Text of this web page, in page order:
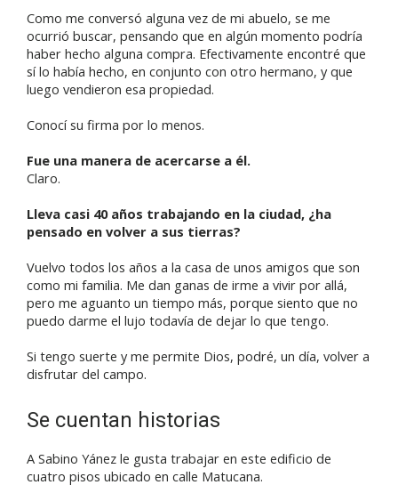
Como me conversó alguna vez de mi abuelo, se me
ocurrió buscar, pensando que en algún momento podría
haber hecho alguna compra. Efectivamente encontré que
sí lo había hecho, en conjunto con otro hermano, y que
luego vendieron esa propiedad.
Conocí su firma por lo menos.
Fue una manera de acercarse a él.
Claro.
Lleva casi 40 años trabajando en la ciudad, ¿ha
pensado en volver a sus tierras?
Vuelvo todos los años a la casa de unos amigos que son
como mi familia. Me dan ganas de irme a vivir por allá,
pero me aguanto un tiempo más, porque siento que no
puedo darme el lujo todavía de dejar lo que tengo.
Si tengo suerte y me permite Dios, podré, un día, volver a
disfrutar del campo.
Se cuentan historias
A Sabino Yánez le gusta trabajar en este edificio de
cuatro pisos ubicado en calle Matucana.